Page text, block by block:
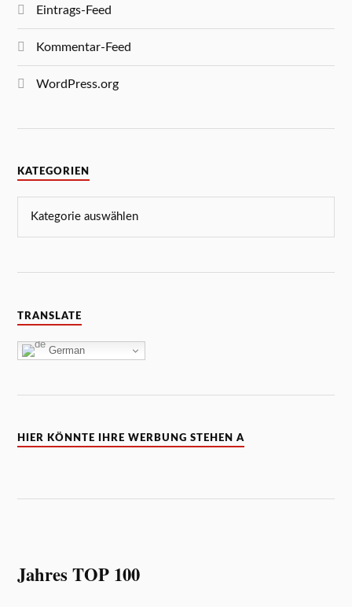
Eintrags-Feed
Kommentar-Feed
WordPress.org
KATEGORIEN
TRANSLATE
German
HIER KÖNNTE IHRE WERBUNG STEHEN A
Jahres TOP 100